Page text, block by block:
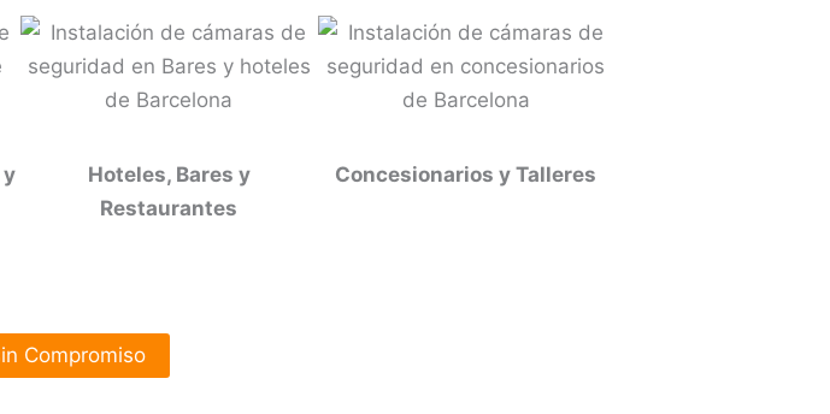
y
Hoteles, Bares y
Restaurantes
Concesionarios y Talleres
Compromiso